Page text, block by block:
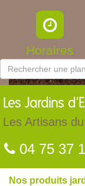
Horaires
Les Jardins
Les Artisans
04 75 37
Nos produits